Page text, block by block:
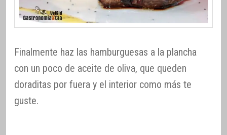
Finalmente haz las hamburguesas a la plancha
con un poco de aceite de oliva, que queden
doraditas por fuera y el interior como más te
guste.